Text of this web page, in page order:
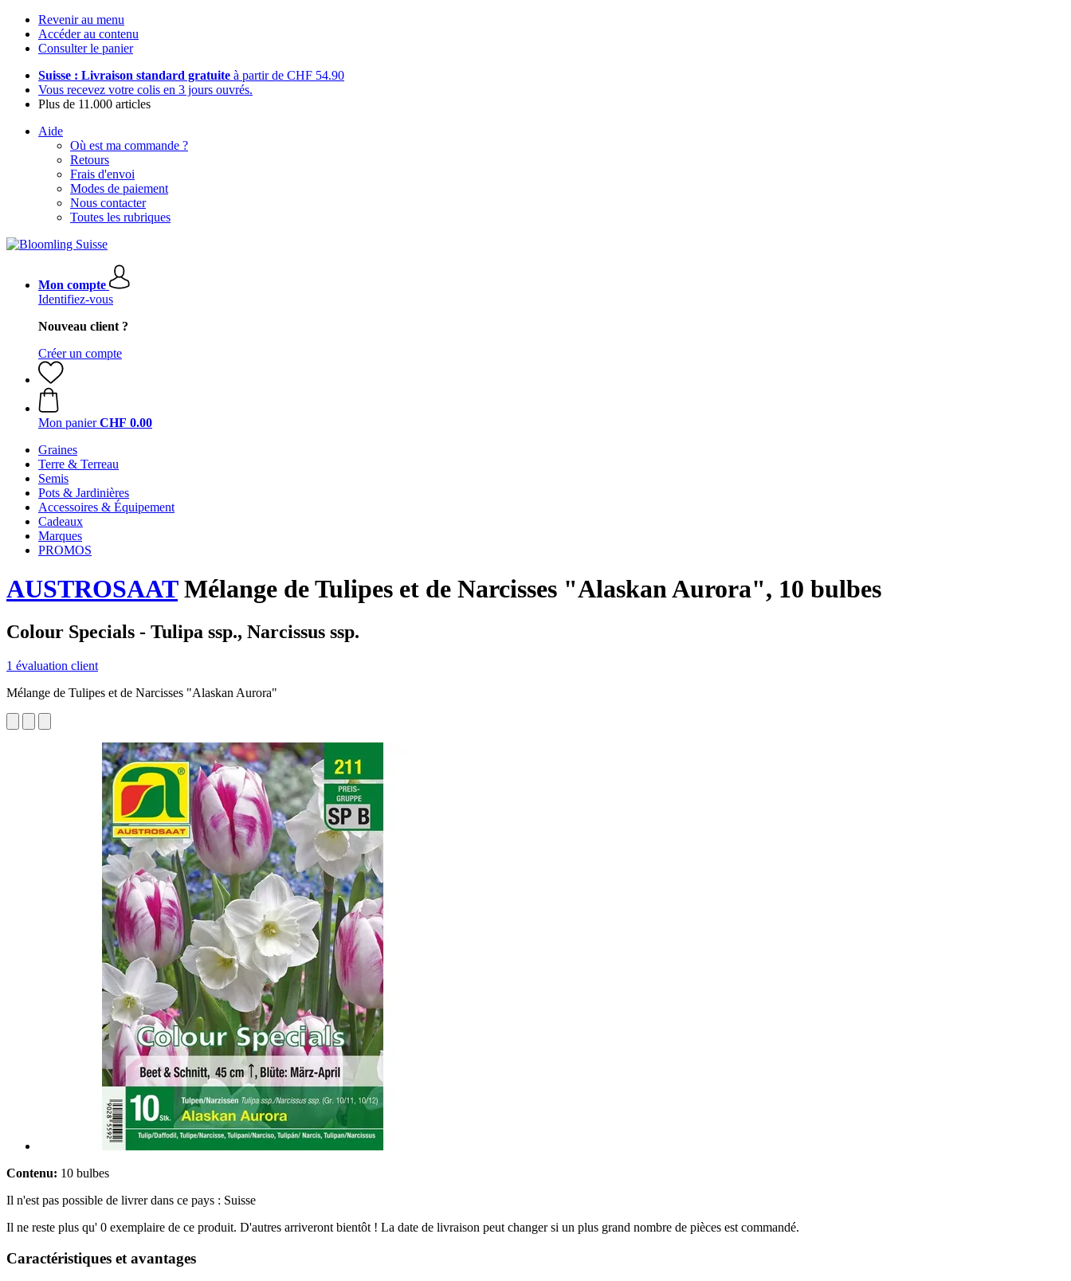
Revenir au menu
Accéder au contenu
Consulter le panier
Suisse : Livraison standard gratuite à partir de CHF 54.90
Vous recevez votre colis en 3 jours ouvrés.
Plus de 11.000 articles
Aide
Où est ma commande ?
Retours
Frais d'envoi
Modes de paiement
Nous contacter
Toutes les rubriques
Mon compte
Identifiez-vous
Nouveau client ?
Créer un compte
Mon panier CHF 0.00
Graines
Terre & Terreau
Semis
Pots & Jardinières
Accessoires & Équipement
Cadeaux
Marques
PROMOS
AUSTROSAATMélange de Tulipes et de Narcisses "Alaskan Aurora", 10 bulbes
Colour Specials - Tulipa ssp., Narcissus ssp.
1 évaluation client
Mélange de Tulipes et de Narcisses "Alaskan Aurora"
Contenu: 10 bulbes
Il n'est pas possible de livrer dans ce pays : Suisse
Il ne reste plus qu' 0 exemplaire de ce produit. D'autres arriveront bientôt ! La date de livraison peut changer si un plus grand nombre de pièces est commandé.
Caractéristiques et avantages